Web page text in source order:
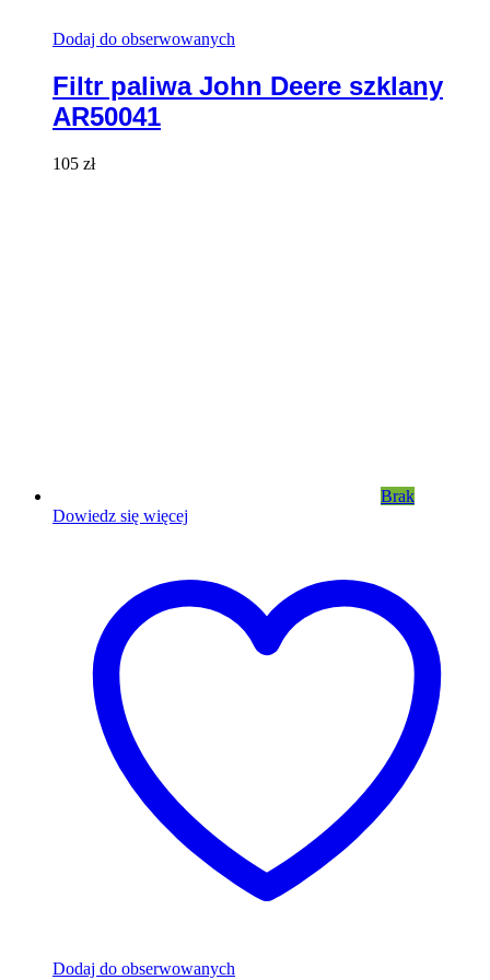
Dodaj do obserwowanych
Filtr paliwa John Deere szklany
AR50041
105 zł
Brak
Dowiedz się więcej
Dodaj do obserwowanych